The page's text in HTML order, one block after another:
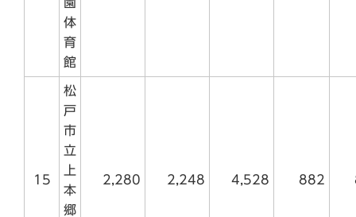
体
育
館
15
松
戸
市
立
上
本
郷
2,280 2,248 4,528 882